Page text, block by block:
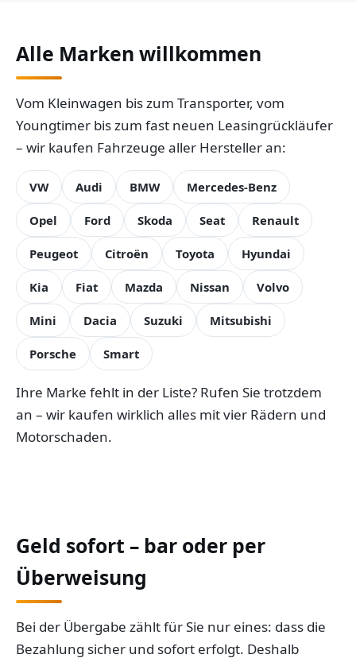
Alle Marken willkommen
Vom Kleinwagen bis zum Transporter, vom
Youngtimer bis zum fast neuen Leasingrückläufer
– wir kaufen Fahrzeuge aller Hersteller an:
VW Audi BMW Mercedes-Benz
Opel Ford Skoda Seat Renault
Peugeot Citroën Toyota Hyundai
Kia Fiat Mazda Nissan Volvo
Mini Dacia Suzuki Mitsubishi
Porsche Smart
Ihre Marke fehlt in der Liste? Rufen Sie trotzdem
an – wir kaufen wirklich alles mit vier Rädern und
Motorschaden.
Geld sofort – bar oder per
Überweisung
Bei der Übergabe zählt für Sie nur eines: dass die
Bezahlung sicher und sofort erfolgt. Deshalb